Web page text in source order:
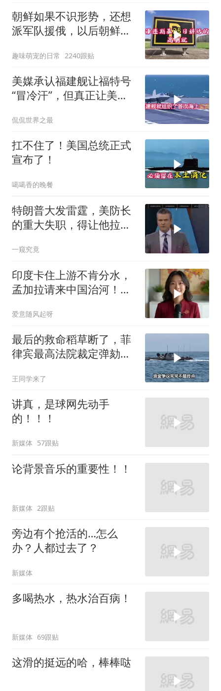
朝鲜如果不识形势，还想
派军队援俄，以后朝鲜如
趣味萌宠的日常 2240跟贴
美媒承认福建舰让福特号
“冒冷汗”，但真正让美国
侃侃世界之最
扛不住了！美国总统正式
宣布了！
噶噶香的晚餐
特朗普大发雷霆，美防长
的重大失职，得让他拉下
一窥究竟
印度卡住上游不肯分水，
孟加拉请来中国治河！一
爱意随风起呀
最后的救命稻草断了，菲
律宾最高法院裁定弹劾合
王同学来了
讲真，是球网先动手
的！！！
新媒体 57跟贴
论背景音乐的重要性！！
新媒体 2跟贴
旁边有个抢活的…怎么
办？人都过去了？
新媒体
多喝热水，热水治百病！
新媒体 69跟贴
这滑的挺远的哈，棒棒哒